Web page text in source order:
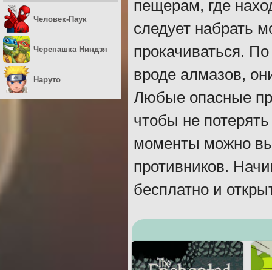
пещерам, где
следует набрать
прокачиваться.
вроде алмазов,
Любые опасные
чтобы не
моменты можно
противников.
бесплатно и
Человек-Паук
Черепашка Ниндзя
Наруто